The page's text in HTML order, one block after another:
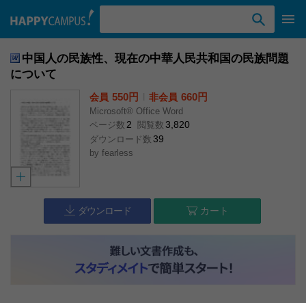
中国人の民族性、現在の中華人民共和国の民族問題
について
会員 550円 非会員 660円
Microsoft® Office Word
ページ数 2 閲覧数 3,820
ダウンロード数 39
by fearless
ダウンロード カート